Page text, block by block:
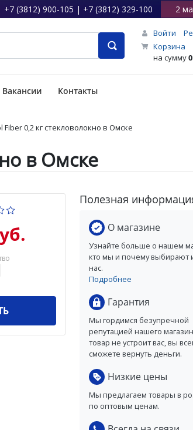
+7 (3812) 900-105 | +7 (3812) 329-100 2
Войти
Корзина
на сумму
Вакансии Контакты
0,2 кг стекловолокно в Омске
в Омске
Полезная
О магазине
Узнайте больше о нашем
кто мы и почему выбирают
нас.
Подробнее
Гарантия
Мы гордимся безупречной
репутацией нашего
товар не устроит вас, вы
сможете вернуть деньги.
Низкие цены
Мы предлагаем товары в
по оптовым ценам.